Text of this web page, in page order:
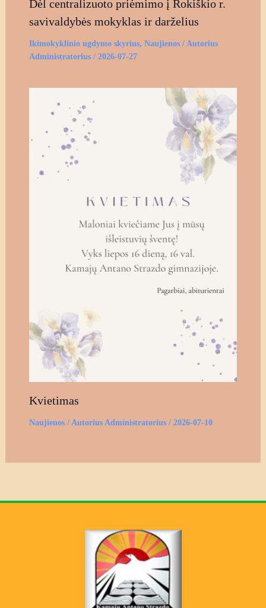
Dėl centralizuoto priėmimo į Rokiškio r.
savivaldybės mokyklas ir darželius
Ikimokyklinio ugdymo skyrius, Naujienos/ Autorius
Administratorius / 2026-07-27
Kvietimas
Naujienos/ Autorius Administratorius / 2026-07-10